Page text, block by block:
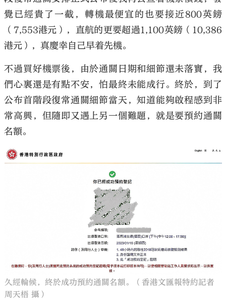
覺已經貴了一截，轉機最便宜的也要接近800英鎊
（7,553港元），直航的更要超過1,100英鎊（10,386
港元），真慶幸自己早着先機。
不過買好機票後，由於通關日期和細節還未落實，我
們心裏還是有點不安，怕最終未能成行。終於，到了
公布首階段復常通關細節當天，知道能夠啟程感到非
常高興，但隨即又遇上另一個難題，就是要預約通關
名額。
久經輪候，終於成功預約通關名額。（香港文匯報特約記者
周天梧 攝）